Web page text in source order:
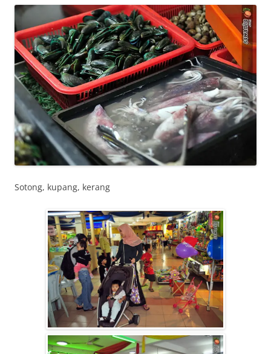
Sotong, kupang, kerang